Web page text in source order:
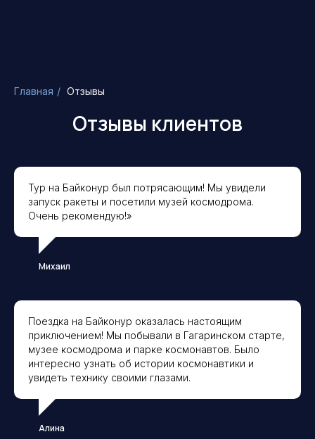
Главная / Отзывы
Отзывы клиентов
Тур на Байконур был потрясающим! Мы увидели
запуск ракеты и посетили музей космодрома.
Очень рекомендую!»
Михаил
Поездка на Байконур оказалась настоящим
приключением! Мы побывали в Гагаринском старте,
музее космодрома и парке космонавтов. Было
интересно узнать об истории космонавтики и
увидеть технику своими глазами.
Алина